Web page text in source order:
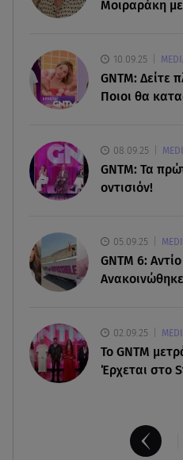
χρήματα στους
07.08.26 , 18:45
Φωτιά στο Στεφάνι
- Σηκώθηκαν εναέρια
Έξοδος Αυγούστου: Στο
Κυκλάδες
αποτελέσματα
Μοιραράκη
10.09.25
GNTM: Δείτε
Ποιοι θα
08.09.25
GNTM: Τα
οντισιόν!
05.09.25
GNTM 6:
02.09.25
Το GNTM
Έρχεται στο